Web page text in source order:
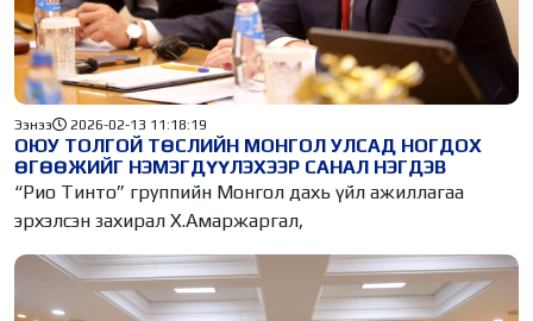
ОЮУ ТОЛГОЙ ТӨСЛИЙН МОНГОЛ УЛСАД НОГДОХ
ӨГӨӨЖИЙГ НЭМЭГДҮҮЛЭХЭЭР САНАЛ НЭГДЭВ
Ээнээ 2026-02-13 11:18:19
“Рио Тинто” группийн Монгол дахь үйл ажиллагаа
эрхэлсэн захирал Х.Амаржаргал,